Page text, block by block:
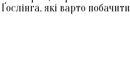
Ґослінга, які варто побачити